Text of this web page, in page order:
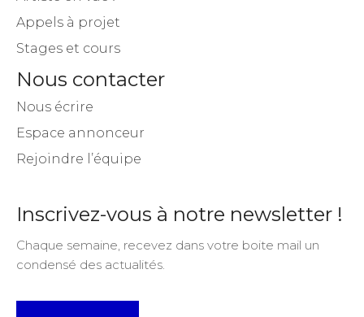
Appels à projet
Stages et cours
Nous contacter
Nous écrire
Espace annonceur
Rejoindre l’équipe
Inscrivez-vous à notre newsletter !
Chaque semaine, recevez dans votre boite mail un
condensé des actualités.